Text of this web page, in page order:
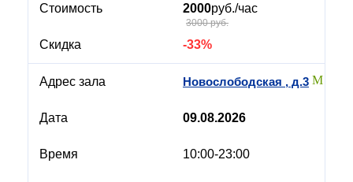
2000руб./час
3000 руб.
-33%
Новослободская , д.3
09.08.2026
10:00-23:00